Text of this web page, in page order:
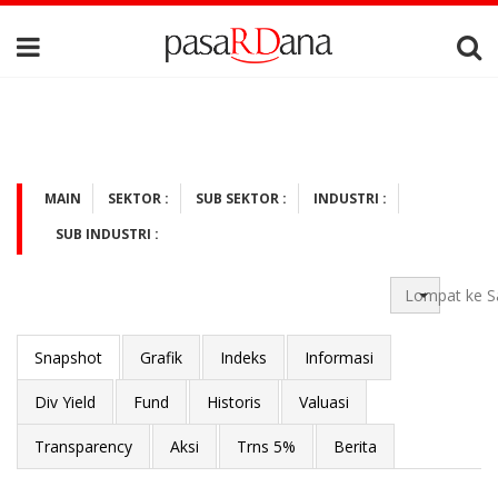
MAIN SEKTOR : SUB SEKTOR :
INDUSTRI :
SUB INDUSTRI :
Lompat ke
Snapshot Grafik Indeks Informasi
Div Yield Fund Historis Valuasi
Transparency Aksi Trns 5% Berita